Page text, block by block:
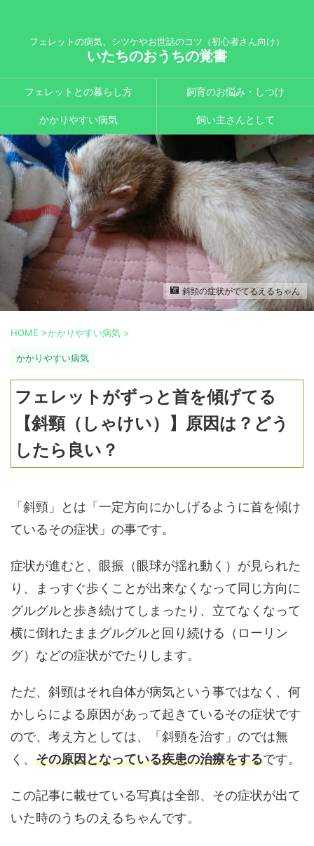
フェレットの病気、シツケやお世話のコツ（初心者さん向け）
いたちのおうちの覚書
フェレットとの暮らし方 飼育のお悩み・しつけ
かかりやすい病気 飼い主さんとして
斜頸の症状がでてるえるちゃん
HOME >かかりやすい病気 >
かかりやすい病気
フェレットがずっと首を傾げてる
【斜頸（しゃけい）】原因は？どう
したら良い？
「斜頸」とは「一定方向にかしげるように首を傾け
ているその症状」の事です。
症状が進むと、眼振（眼球が揺れ動く）が見られた
り、まっすぐ歩くことが出来なくなって同じ方向に
グルグルと歩き続けてしまったり、立てなくなって
横に倒れたままグルグルと回り続ける（ローリン
グ）などの症状がでたりします。
ただ、斜頸はそれ自体が病気という事ではなく、何
かしらによる原因があって起きているその症状です
ので、考え方としては、「斜頸を治す」のでは無
く、 その原因となっている疾患の治療をするです。
この記事に載せている写真は全部、その症状が出て
いた時のうちのえるちゃんです。